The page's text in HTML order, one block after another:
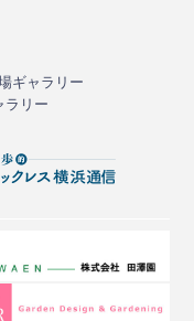
ギャラリー
リー